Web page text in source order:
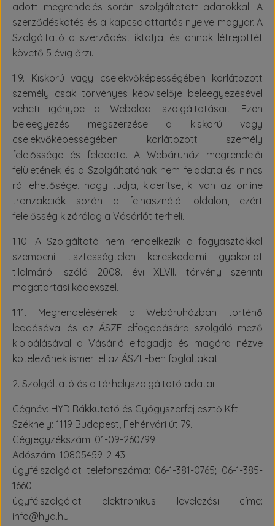
adott megrendelés során szolgáltatott adatokkal. A
szerződéskötés és a kapcsolattartás nyelve magyar. A
Szolgáltató a szerződést iktatja, és annak létrejöttét
követő 5 évig őrzi.
1.9. Kiskorú vagy cselekvőképességében korlátozott
személy csak törvényes képviselője beleegyezésével
veheti igénybe a Weboldal szolgáltatásait. Ezen
beleegyezés megszerzése a kiskorú vagy
cselekvőképességében korlátozott személy
felelőssége és feladata. A Webáruház megrendelői
felületének és a Szolgáltatónak nem feladata és nincs
rá lehetősége, hogy tudja, kiderítse, ki van az online
tranzakciók során a felhasználói oldalon, ezért
felelősség kizárólag a Vásárlót terheli.
1.10. A Szolgáltató nem rendelkezik a fogyasztókkal
szembeni tisztességtelen kereskedelmi gyakorlat
tilalmáról szóló 2008. évi XLVII. törvény szerinti
magatartási kódexszel.
1.11. Megrendelésének a Webáruházban történő
leadásával és az ÁSZF elfogadására szolgáló mező
kipipálásával a Vásárló elfogadja és magára nézve
kötelezőnek ismeri el az ÁSZF-ben foglaltakat.
2. Szolgáltató és a tárhelyszolgáltató adatai:
Cégnév: HYD Rákkutató és Gyógyszerfejlesztő Kft.
Székhely: 1119 Budapest, Fehérvári út 79.
Cégjegyzékszám: 01-09-260799
Adószám: 10805459-2-43
ügyfélszolgálat telefonszáma: 06-1-381-0765; 06-1-385-
1660
ügyfélszolgálat elektronikus levelezési címe:
info@hyd.hu